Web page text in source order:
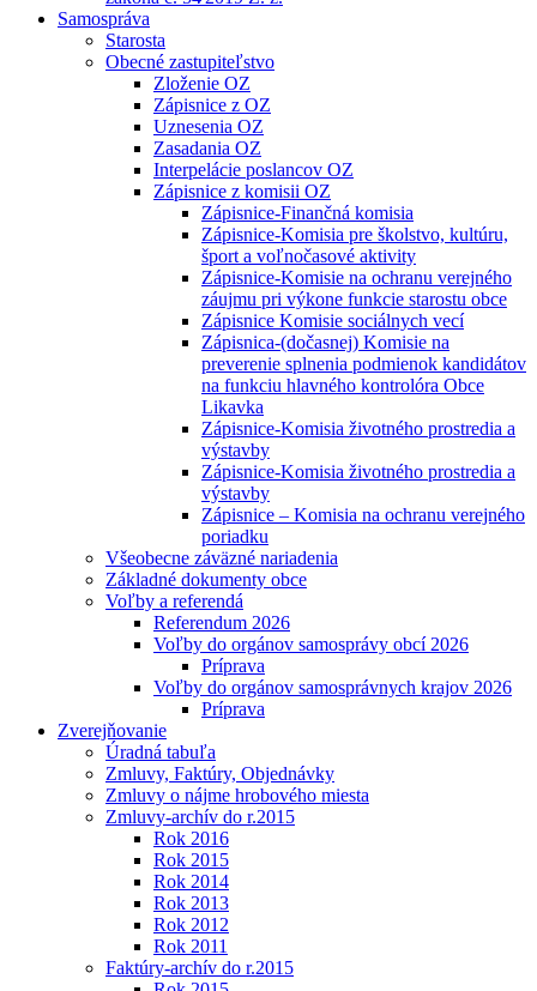
Samospráva
Starosta
Obecné zastupiteľstvo
Zloženie OZ
Zápisnice z OZ
Uznesenia OZ
Zasadania OZ
Interpelácie poslancov OZ
Zápisnice z komisii OZ
Zápisnice-Finančná komisia
Zápisnice-Komisia pre školstvo, kultúru,
šport a voľnočasové aktivity
Zápisnice-Komisie na ochranu verejného
záujmu pri výkone funkcie starostu obce
Zápisnice Komisie sociálnych vecí
Zápisnica-(dočasnej) Komisie na
preverenie splnenia podmienok kandidátov
na funkciu hlavného kontrolóra Obce
Likavka
Zápisnice-Komisia životného prostredia a
výstavby
Zápisnice-Komisia životného prostredia a
výstavby
Zápisnice – Komisia na ochranu verejného
poriadku
Všeobecne záväzné nariadenia
Základné dokumenty obce
Voľby a referendá
Referendum 2026
Voľby do orgánov samosprávy obcí 2026
Príprava
Voľby do orgánov samosprávnych krajov 2026
Príprava
Zverejňovanie
Úradná tabuľa
Zmluvy, Faktúry, Objednávky
Zmluvy o nájme hrobového miesta
Zmluvy-archív do r.2015
Rok 2016
Rok 2015
Rok 2014
Rok 2013
Rok 2012
Rok 2011
Faktúry-archív do r.2015